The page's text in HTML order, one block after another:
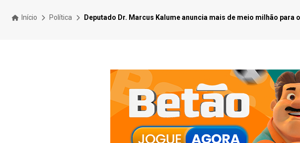
Início Política Deputado Dr. Marcus Kalume anuncia mais de meio milhão